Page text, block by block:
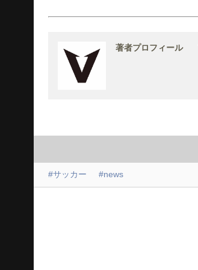
著者プロフィール
#サッカー #news